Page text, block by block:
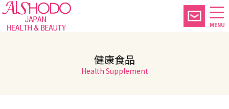
MENU
健康食品
Health Supplement